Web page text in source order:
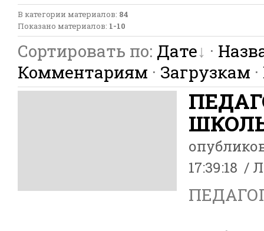
В категории материалов: 84
Показано материалов: 1-10
Сортировать по: Дате ·
Комментариям · Загрузкам ·
17:39:18